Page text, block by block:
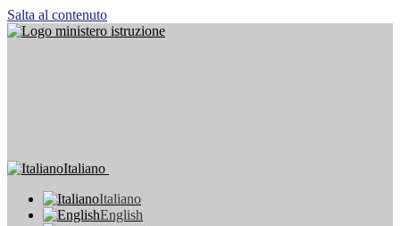
Salta al contenuto
Italiano
Italiano
English